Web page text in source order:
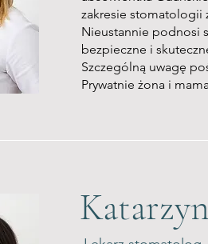
zakresie stomatologii
Nieustannie podnosi
bezpieczne i
Szczególną uwagę
Prywatnie żona i